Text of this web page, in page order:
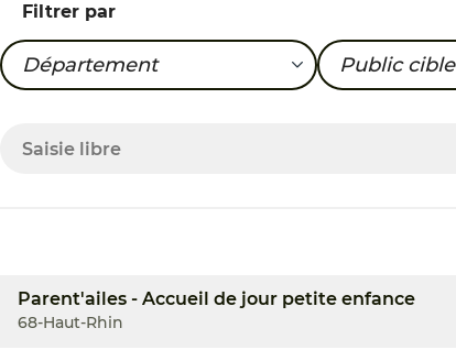
Filtrer par
09-Ariege
Département
0-6 ans
Public cible
Parent'ailes - Accueil de jour petite enfance
68-Haut-Rhin